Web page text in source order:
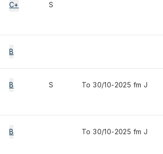
C+ S
B
B S To 30/10-2025 fm J
B To 30/10-2025 fm J